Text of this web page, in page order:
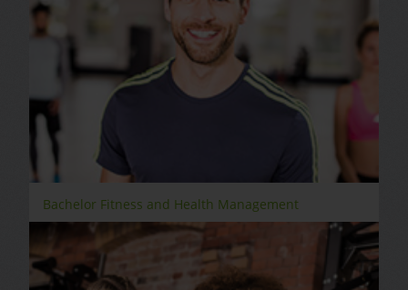
Bachelor Fitness and Health Management